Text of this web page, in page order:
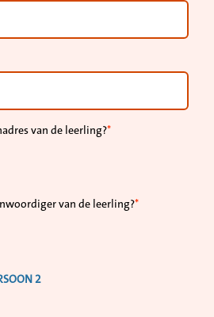
van de leerling?
van de leerling?
2